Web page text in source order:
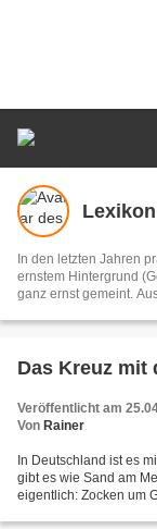
In den letzten Jahren
ernstem Hintergrund
ganz ernst gemeint.
auszusprechen
Contenance
Das Kreuz mit
Veröffentlicht am
Von Rainer
In Deutschland ist es
gibt es wie Sand am
eigentlich: Zocken um